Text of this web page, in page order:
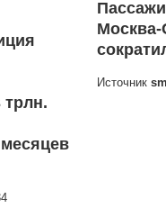
трлн.
Москва-
Источник